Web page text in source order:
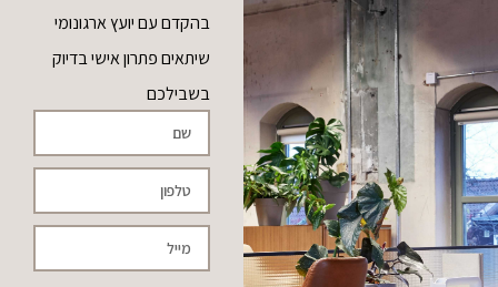
בהקדם עם יועץ ארגונומי
שיתאים פתרון אישי בדיוק
בשבילכם